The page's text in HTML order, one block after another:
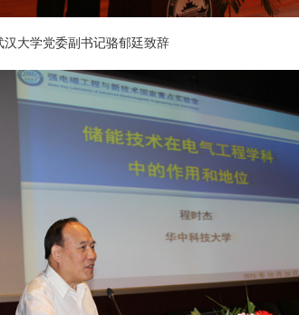
汉大学党委副书记骆郁廷致辞